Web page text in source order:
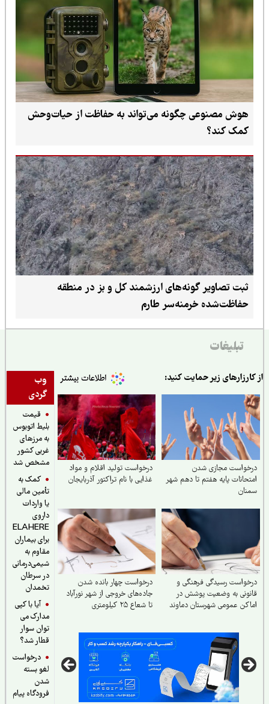
هوش مصنوعی چگونه می‌تواند به حفاظت از حیات‌وحش
کمک کند؟
ثبت تصاویر گونه‌های ارزشمند کل و بز در منطقه
حفاظت‌شده خرمنه‌سر طارم
تبلیغات
وب
گردی
قیمت
بلیط اتوبوس
به مرزهای
غربی کشور
مشخص شد
کمک به
تأمین مالی
یا واردات
داروی
ELAHERE
برای بیماران
مقاوم به
شیمی‌درمانی
در سرطان
تخمدان
آیا با کپی
مدارک می
توان سوار
قطار شد؟
درخواست
لغو بسته
فرودگاه پیام
زیر حمایت کنید:
مجازی شدن
پایه هفتم تا دهم شهر
درخواست تولید اقلام و مواد
غذایی با نام تراکتور آذربایجان
رسیدگی فرهنگی و
به وضعیت پوشش در
عمومی شهرستان دماوند
درخواست چهار بانده شدن
جاده‌های خروجی از شهر نورآباد
تا شعاع ۲۵ کیلومتری